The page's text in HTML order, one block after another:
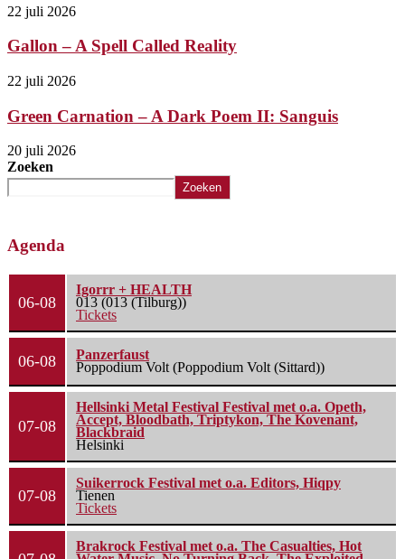
22 juli 2026
Gallon – A Spell Called Reality
22 juli 2026
Green Carnation – A Dark Poem II: Sanguis
20 juli 2026
Zoeken
Zoeken
Agenda
06-08
Igorrr + HEALTH
013 (013 (Tilburg))
Tickets
06-08
Panzerfaust
Poppodium Volt (Poppodium Volt (Sittard))
07-08
Hellsinki Metal Festival Festival met o.a. Opeth,
Accept, Bloodbath, Triptykon, The Kovenant,
Blackbraid
Helsinki
07-08
Suikerrock Festival met o.a. Editors, Hiqpy
Tienen
Tickets
Brakrock Festival met o.a. The Casualties, Hot